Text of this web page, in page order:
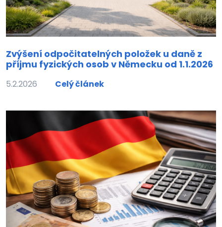
Zvýšení odpočitatelných položek u daně z
příjmu fyzických osob v Německu od 1.1.2026
5.2.2026 Celý článek